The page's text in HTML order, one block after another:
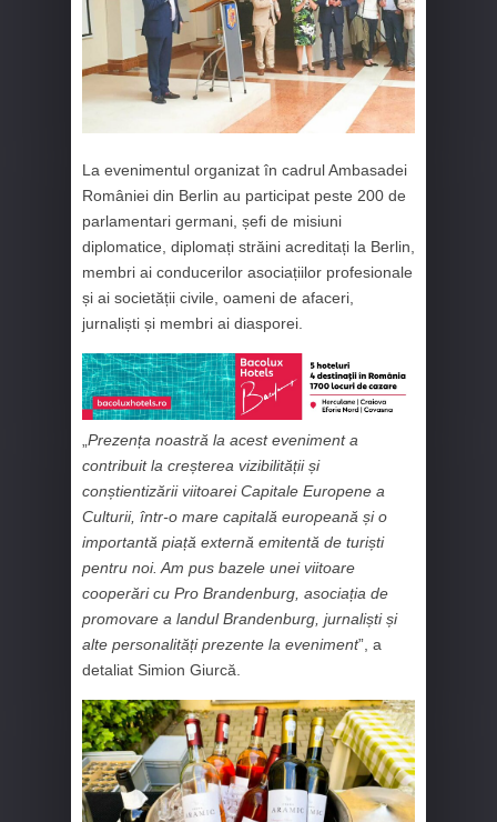
La evenimentul organizat în cadrul Ambasadei
României din Berlin au participat peste 200 de
parlamentari germani, șefi de misiuni
diplomatice, diplomați străini acreditați la Berlin,
membri ai conducerilor asociațiilor profesionale
și ai societății civile, oameni de afaceri,
jurnaliști și membri ai diasporei.
Prezența noastră la acest eveniment a
contribuit la creșterea vizibilității și
conștientizării viitoarei Capitale Europene a
Culturii, într-o mare capitală europeană și o
importantă piață externă emitentă de turiști
pentru noi. Am pus bazele unei viitoare
cooperări cu Pro Brandenburg, asociația de
promovare a landul Brandenburg, jurnaliști și
alte personalități prezente la eveniment”, a
detaliat Simion Giurcă.